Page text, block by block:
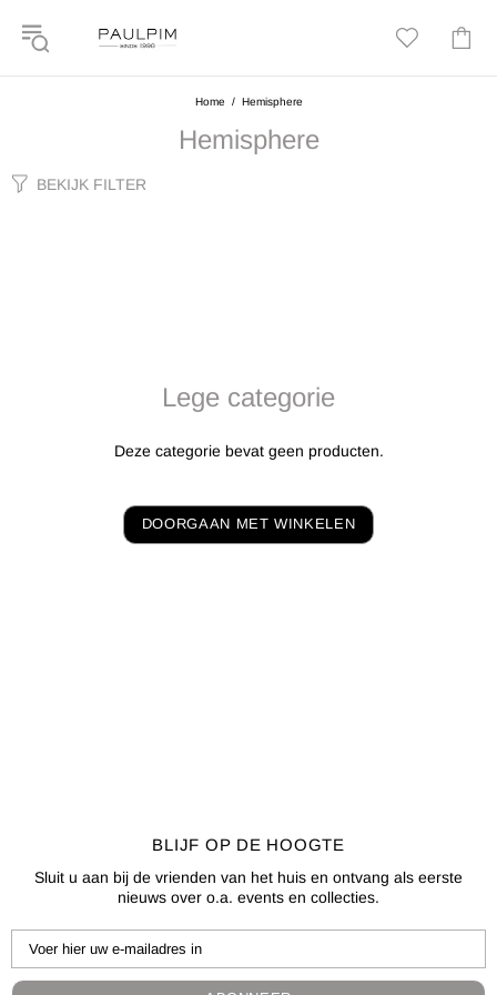
Home Hemisphere
Hemisphere
BEKIJK FILTER
Lege categorie
Deze categorie bevat geen producten.
DOORGAAN MET WINKELEN
BLIJF OP DE HOOGTE
Sluit u aan bij de vrienden van het huis en ontvang als eerste
nieuws over o.a. events en collecties.